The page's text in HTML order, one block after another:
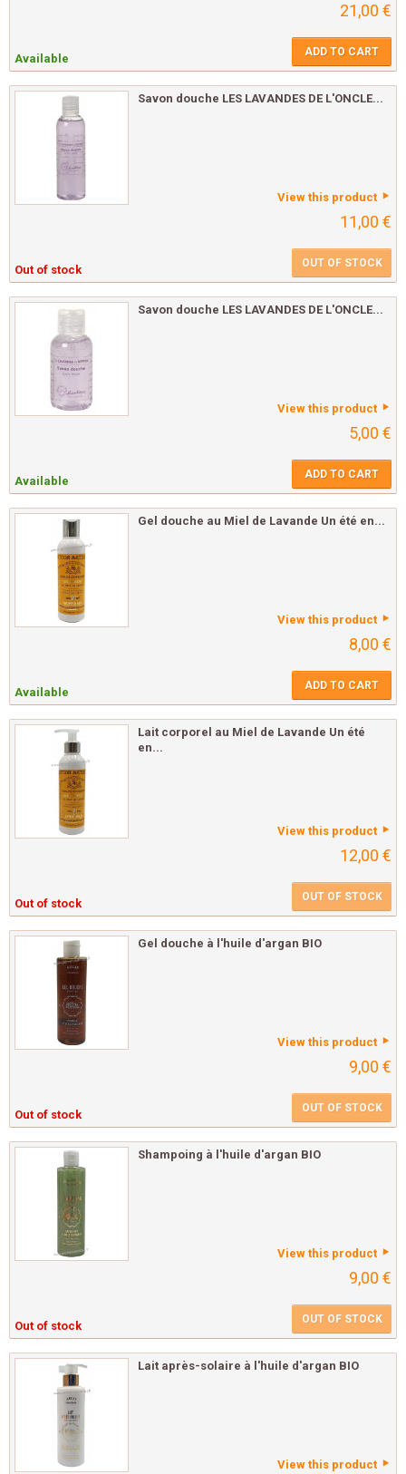
21,00 €
Available ADD TO CART
Savon douche LES LAVANDES DE L'ONCLE...
View this product
11,00 €
Out of stock OUT OF STOCK
Savon douche LES LAVANDES DE L'ONCLE...
View this product
5,00 €
Available ADD TO CART
Gel douche au Miel de Lavande Un été en...
View this product
8,00 €
Available ADD TO CART
Lait corporel au Miel de Lavande Un été
en...
View this product
12,00 €
Out of stock OUT OF STOCK
Gel douche à l'huile d'argan BIO
View this product
9,00 €
Out of stock OUT OF STOCK
Shampoing à l'huile d'argan BIO
View this product
9,00 €
Out of stock OUT OF STOCK
Lait après-solaire à l'huile d'argan BIO
View this product